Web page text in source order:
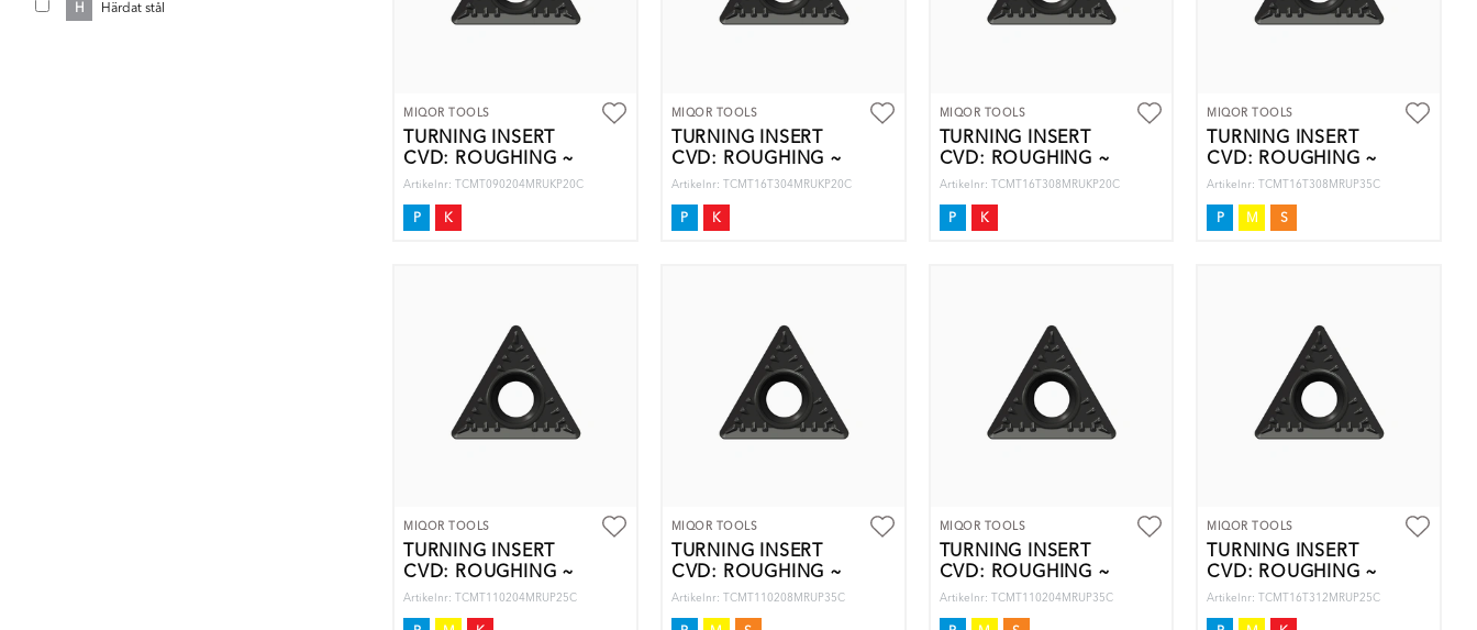
H Härdat stål
MIQOR TOOLS
TURNING INSERT
CVD: ROUGHING ~
Artikelnr: TCMT090204MRUKP20C
P K
MIQOR TOOLS
TURNING INSERT
CVD: ROUGHING ~
Artikelnr: TCMT16T304MRUKP20C
P K
MIQOR TOOLS
TURNING INSERT
CVD: ROUGHING ~
Artikelnr: TCMT16T308MRUKP20C
P K
MIQOR TOOLS
TURNING INSERT
CVD: ROUGHING ~
Artikelnr: TCMT16T308MRUP35C
P M S
MIQOR TOOLS
TURNING INSERT
CVD: ROUGHING ~
Artikelnr: TCMT110204MRUP25C
MIQOR TOOLS
TURNING INSERT
CVD: ROUGHING ~
Artikelnr: TCMT110208MRUP35C
MIQOR TOOLS
TURNING INSERT
CVD: ROUGHING ~
Artikelnr: TCMT110204MRUP35C
MIQOR TOOLS
TURNING INSERT
CVD: ROUGHING ~
Artikelnr: TCMT16T312MRUP25C